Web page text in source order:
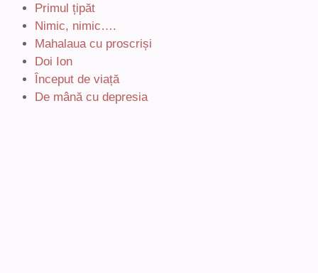
Primul țipăt
Nimic, nimic….
Mahalaua cu proscriși
Doi Ion
Început de viață
De mână cu depresia